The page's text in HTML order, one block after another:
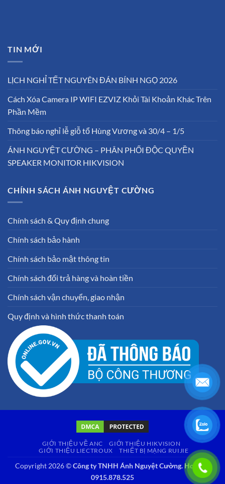
TIN MỚI
LỊCH NGHỈ TẾT NGUYÊN ĐÁN BÍNH NGỌ 2026
Cách Xóa Camera IP WIFI EZVIZ Khỏi Tài Khoản Khác Trên
Phần Mềm
Thông báo nghỉ lễ giỗ tổ Hùng Vương và 30/4 – 1/5
ÁNH NGUYỆT CƯỜNG – PHÂN PHỐI ĐỘC QUYỀN
SPEAKER MONITOR HIKVISION
CHÍNH SÁCH ÁNH NGUYỆT CƯỜNG
Chính sách & Quy định chung
Chính sách bảo hành
Chính sách bảo mật thông tin
Chính sách đổi trả hàng và hoàn tiền
Chính sách vận chuyển, giao nhận
Quy định và hình thức thanh toán
GIỚI THIỆU VỀ ANC
GIỚI THIỆU HIKVISION
GIỚI THIỆU LIECTROUX
THIẾT BỊ MẠNG RUIJIE
Copyright 2026 ©Công ty TNHH Ánh Nguyệt Cường. Hotline:
0915.878.525